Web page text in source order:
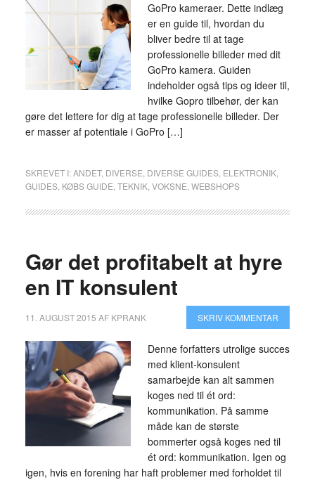
GoPro kameraer. Dette indlæg
er en guide til, hvordan du
bliver bedre til at tage
professionelle billeder med dit
GoPro kamera. Guiden
indeholder også tips og ideer til,
hvilke Gopro tilbehør, der kan
gøre det lettere for dig at tage professionelle billeder. Der
er masser af potentiale i GoPro […]
SKREVET I:ANDET, DIVERSE DIVERSE GUIDES, ELEKTRONIK,
GUIDES, KØBS GUIDE TEKNIK, VOKSNE WEBSHOPS
Gør det profitabelt at hyre
en IT konsulent
11. AUGUST 2015 AF KPRANK SKRIV KOMMENTAR
Denne forfatters utrolige succes
med klient-konsulent
samarbejde kan alt sammen
koges ned til ét ord:
kommunikation. På samme
måde kan de største
bommerter også koges ned til
ét ord: kommunikation. Igen og
igen, hvis en forening har haft problemer med forholdet til